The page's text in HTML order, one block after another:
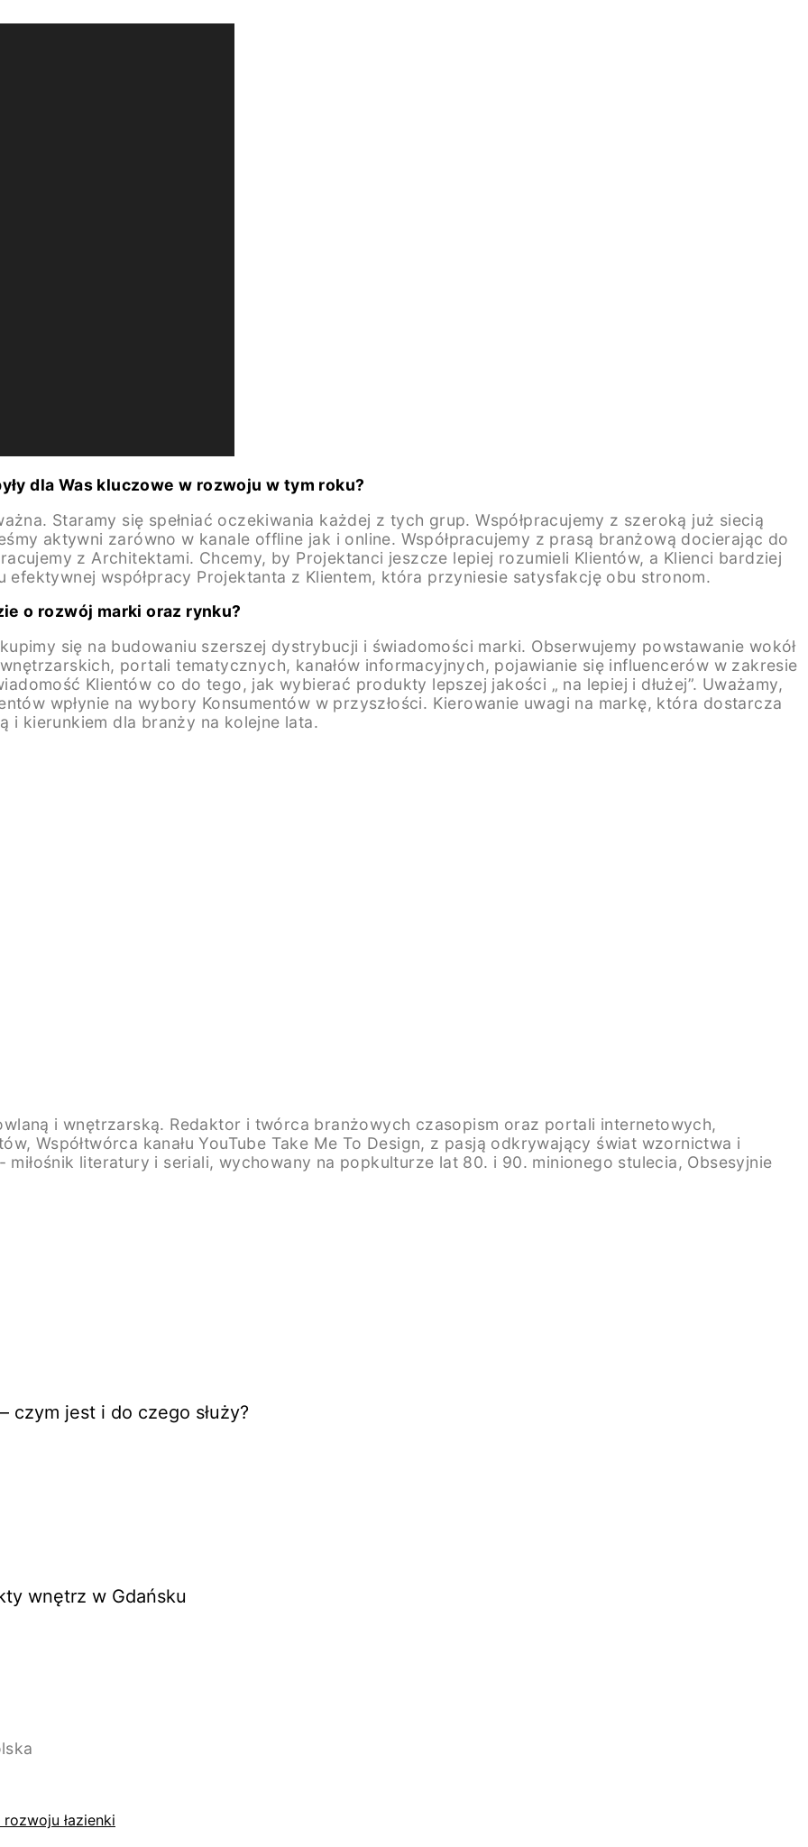
dla Was kluczowe w rozwoju w tym roku?
Staramy się spełniać oczekiwania każdej z tych grup. Współpracujemy z szeroką już siecią
aktywni zarówno w kanale offline jak i online. Współpracujemy z prasą branżową docierając do
z Architektami. Chcemy, by Projektanci jeszcze lepiej rozumieli Klientów, a Klienci bardziej
współpracy Projektanta z Klientem, która przyniesie satysfakcję obu stronom.
o rozwój marki oraz rynku?
się na budowaniu szerszej dystrybucji i świadomości marki. Obserwujemy powstawanie wokół
portali tematycznych, kanałów informacyjnych, pojawianie się influencerów w zakresie
Klientów co do tego, jak wybierać produkty lepszej jakości „ na lepiej i dłużej”. Uważamy,
wpłynie na wybory Konsumentów w przyszłości. Kierowanie uwagi na markę, która dostarcza
i kierunkiem dla branży na kolejne lata.
i wnętrzarską. Redaktor i twórca branżowych czasopism oraz portali internetowych,
Współtwórca kanału YouTube Take Me To Design, z pasją odkrywający świat wzornictwa i
literatury i seriali, wychowany na popkulturze lat 80. i 90. minionego stulecia, Obsesyjnie
czym jest i do czego służy?
wnętrz w Gdańsku
łazienki